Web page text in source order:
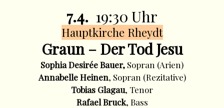
7.4. 19:30 Uhr
Hauptkirche Rheydt
Graun – Der Tod Jesu
Sophia Desirée Bauer, Sopran (Arien)
Annabelle Heinen, Sopran (Rezitative)
Tobias Glagau, Tenor
Rafael Bruck, Bass